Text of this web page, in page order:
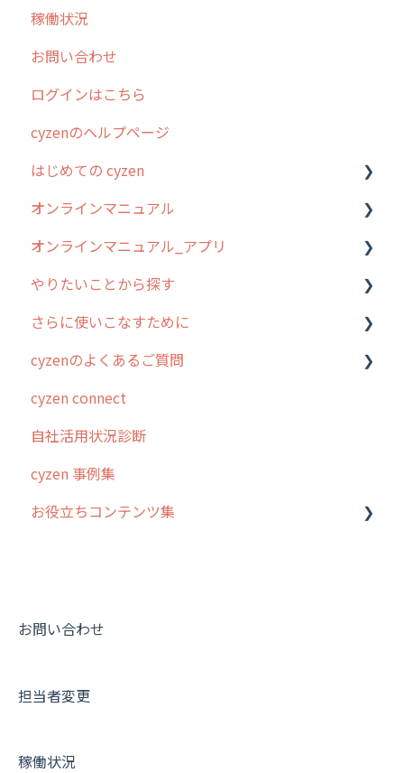
2026年のリリース情報
2025年のリリース情報
2024年のリリース情報
2023年のリリース情報
過去のリリース
2019年までのリリース情報
お客様の声を実現しました
稼働状況
お問い合わせ
ログインはこちら
cyzenのヘルプページ
はじめての cyzen
0. はじめてのcyzenの使い方
1. cyzenについて知ろう
2. 主要機能の概要
3. cyzenの位置情報取得について
4. cyzen利用前の準備：システム管理者編
5. 基本的な使い方：システム管理者編
6. 基本的な使い方：ユーザー編
7. 初心者向けよくある質問集
8. 用語集
【業界業種別】cyzen設定方法
オンラインマニュアル
管理サイトの使い始め
ユーザー・グループ管理
行動管理
予定管理
スポット
ステータス・主観
報告書・行動種別
勤怠管理
帳票出力
商品
オンラインマニュアル_アプリ
アプリの使い始め
ホーム画面
スポット
報告閲覧
予定
日報
履歴
パフォーマンス
お知らせ
やりたいことから探す
行動管理
勤怠管理
予定管理
スポット
ステータス・主観
報告書・行動種別
活動通知
商品
さらに使いこなすために
はじめに
スポット・ステータス関連オプション
交通費自動計算
安全走行支援
写真管理・高画質化
その他オプション
契約・その他
cyzenのよくあるご質問
ログインについて
グループ・ユーザーについて
GPS・位置情報 について
ルート自動記録 について
報告書について
メンバー画面について
cyzen connect
自社活用状況診断
cyzen 事例集
お役立ちコンテンツ集
動画集：共通
お問い合わせ
担当者変更
稼働状況